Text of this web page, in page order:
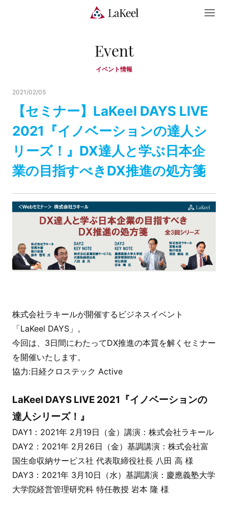
Event
イベント情報
【セミナー】LaKeel DAYS LIVE
2021『イノベーションの達人シ
リーズ！』DX達人と学ぶ日本企
業の目指すべきDX推進の処方箋
2021/02/05
株式会社ラキールが開催するビジネスイベント
「LaKeel DAYS」。
今回は、3日間にわたってDX推進の本質を解くセミナー
を開催いたします。
協力:日経クロステック Active
LaKeel DAYS LIVE 2021 『イノベーションの
達人シリーズ！』
DAY1 ：2021年 2月19日（金）講演：株式会社ラキール
DAY2 ：2021年 2月26日（金）基調講演：株式会社富
国生命収納サービス社 代表取締役社長 八田 高 様
DAY3：2021年 3月10日（水）基調講演：慶應義塾大学
大学院経営管理研究科 特任教授 岩本 隆 様